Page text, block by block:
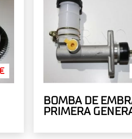
BOMBA DE
PRIMERA